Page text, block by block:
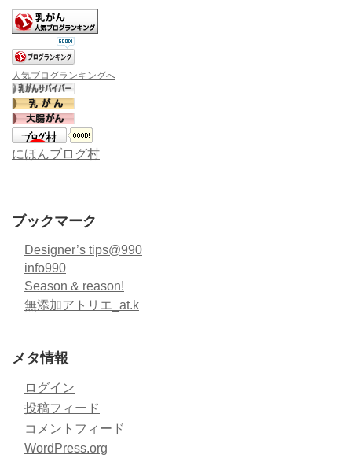
人気ブログランキングへ
にほんブログ村
ブックマーク
Designer’s tips@990
info990
Season & reason!
無添加アトリエ_at.k
メタ情報
ログイン
投稿フィード
コメントフィード
WordPress.org